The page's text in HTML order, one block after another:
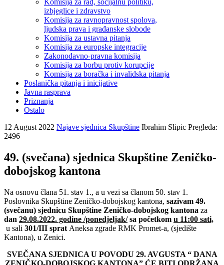
izbjeglice i zdravstvo
Komisija za ravnopravnost spolova,
ljudska prava i građanske slobode
Komisija za ustavna pitanja
Komisija za europske integracije
Zakonodavno-pravna komisija
Komisija za borbu protiv korupcije
Komisija za boračka i invalidska pitanja
Poslanička pitanja i inicijative
Javna rasprava
Priznanja
Ostalo
12 August 2022 Najave sjednica Skupštine Ibrahim Slipic Pregleda:
2496
49. (svečana) sjednica Skupštine Zeničko-
dobojskog kantona
Na osnovu člana 51. stav 1., a u vezi sa članom 50. stav 1.
Poslovnika Skupštine Zeničko-dobojskog kantona, sazivam 49.
(svečanu) sjednicu Skupštine Zeničko-dobojskog kantona za
dan 29.08.2022. godine /ponedjeljak/sa početkom u 11:00 sati,
u sali 301/III sprat Aneksa zgrade RMK Promet-a, (sjedište
Kantona), u Zenici.
SVEČANA SJEDNICA U POVODU 29. AVGUSTA “ DANA
ZENIČKO-DOBOJSKOG KANTONA” ĆE BITI ODRŽANA